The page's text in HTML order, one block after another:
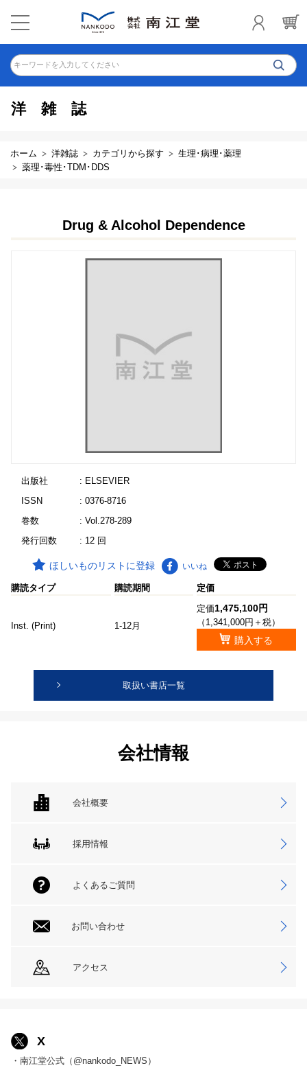
キーワードを入力してください
洋雑誌
ホーム 洋雑誌 カテゴリから探す
生理･病理･薬理
薬理･毒性･TDM･DDS
Drug & Alcohol Dependence
出版社
: ELSEVIER
ISSN
: 0376-8716
巻数
: Vol.278-289
発行回数
: 12 回
ほしいものリストに登録 いいね
購読タイプ 購読期間 定価
Inst. (Print) 1-12月
定価1,475,100円
（1,341,000円＋税）
購入する
取扱い書店一覧
会社情報
会社概要
採用情報
よくあるご質問
お問い合わせ
アクセス
X
・南江堂公式（@nankodo_NEWS）